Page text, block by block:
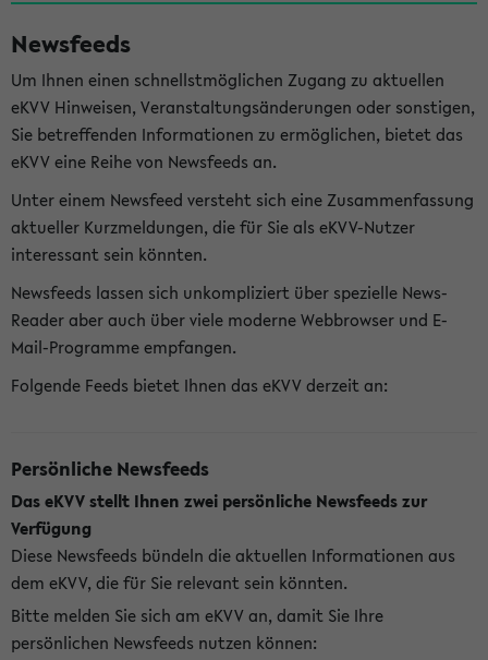
Newsfeeds
Um Ihnen einen schnellstmöglichen Zugang zu aktuellen
eKVV Hinweisen, Veranstaltungsänderungen oder sonstigen,
Sie betreffenden Informationen zu ermöglichen, bietet das
eKVV eine Reihe von Newsfeeds an.
Unter einem Newsfeed versteht sich eine Zusammenfassung
aktueller Kurzmeldungen, die für Sie als eKVV-Nutzer
interessant sein könnten.
Newsfeeds lassen sich unkompliziert über spezielle News-
Reader aber auch über viele moderne Webbrowser und E-
Mail-Programme empfangen.
Folgende Feeds bietet Ihnen das eKVV derzeit an:
Persönliche Newsfeeds
Das eKVV stellt Ihnen zwei persönliche Newsfeeds zur
Verfügung
Diese Newsfeeds bündeln die aktuellen Informationen aus
dem eKVV, die für Sie relevant sein könnten.
Bitte melden Sie sich am eKVV an, damit Sie Ihre
persönlichen Newsfeeds nutzen können: